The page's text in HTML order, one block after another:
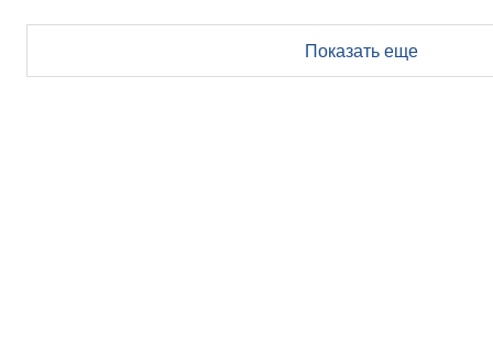
Показать еще